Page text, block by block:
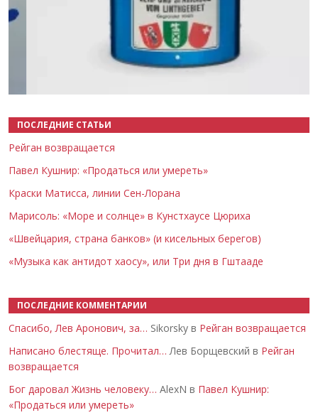
ПОСЛЕДНИЕ СТАТЬИ
Рейган возвращается
Павел Кушнир: «Продаться или умереть»
Краски Матисса, линии Сен-Лорана
Марисоль: «Море и солнце» в Кунстхаусе Цюриха
«Швейцария, страна банков» (и кисельных берегов)
«Музыка как антидот хаосу», или Три дня в Гштааде
ПОСЛЕДНИЕ КОММЕНТАРИИ
Спасибо, Лев Аронович, за… Sikorsky в Рейган возвращается
Написано блестяще. Прочитал… Лев Борщевский в Рейган
возвращается
Бог даровал Жизнь человеку… AlexN в Павел Кушнир:
«Продаться или умереть»